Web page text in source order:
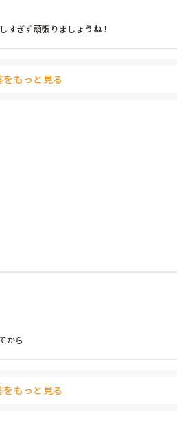
すぎず頑張りましょうね！
をもっと見る
から
をもっと見る